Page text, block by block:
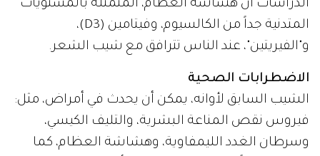
الدراسات أن هشاشة العظام، المتمثلة بالمستويات
المتدنية جداً من الكالسيوم، وفيتامين (D3)،
و"الفيريتين"، عند الناس تترافق مع شيب الشعر.
الاضطرابات الصحية
الشيب السابق لأوانه، يمكن أن يحدث في أمراض، مثل:
فيروس نقص المناعة البشرية، والتليف الكيسي،
وسرطان الغدد الليمفاوية، وهشاشة العظام، كما